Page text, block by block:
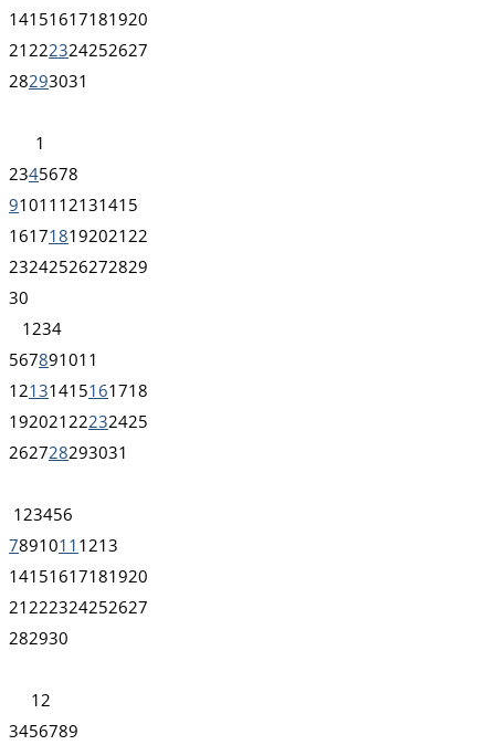
14151617181920
21 222324252627
28293031
1
2345678
91011 12131415
161718192021 22
23242526272829
30
1 234
567891011
12131415161718
192021 22232425
262728293031
1 23456
7891011 1213
14151617181920
21 222324252627
282930
1 2
3456789